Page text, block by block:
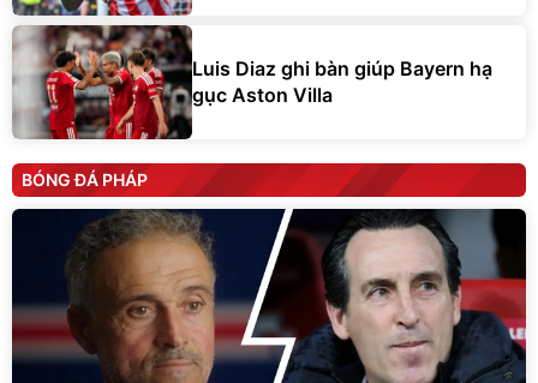
Luis Diaz ghi bàn giúp Bayern hạ
gục Aston Villa
BÓNG ĐÁ PHÁP